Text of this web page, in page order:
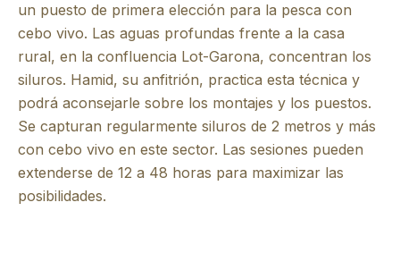
un puesto de primera elección para la pesca con
cebo vivo. Las aguas profundas frente a la casa
rural, en la confluencia Lot-Garona, concentran los
siluros. Hamid, su anfitrión, practica esta técnica y
podrá aconsejarle sobre los montajes y los puestos.
Se capturan regularmente siluros de 2 metros y más
con cebo vivo en este sector. Las sesiones pueden
extenderse de 12 a 48 horas para maximizar las
posibilidades.